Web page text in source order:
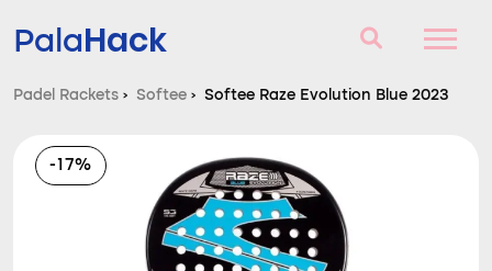
PalaHack
Vragen en antwoorden
Vergelijker
Padel Rackets › Softee › Softee Raze Evolution Blue 2023
-17%